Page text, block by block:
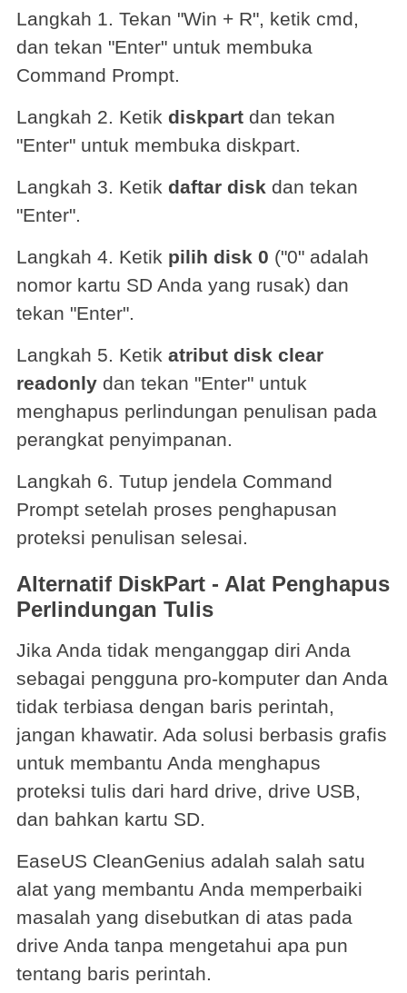
Langkah 1. Tekan "Win + R", ketik cmd,
dan tekan "Enter" untuk membuka
Command Prompt.
Langkah 2. Ketik diskpartdan tekan
"Enter" untuk membuka diskpart.
Langkah 3. Ketik daftar disk dan tekan
"Enter".
Langkah 4. Ketik pilih disk 0 ("0" adalah
nomor kartu SD Anda yang rusak) dan
tekan "Enter".
Langkah 5. Ketik atribut disk clear
readonlydan tekan "Enter" untuk
menghapus perlindungan penulisan pada
perangkat penyimpanan.
Langkah 6. Tutup jendela Command
Prompt setelah proses penghapusan
proteksi penulisan selesai.
Alternatif DiskPart - Alat Penghapus
Perlindungan Tulis
Jika Anda tidak menganggap diri Anda
sebagai pengguna pro-komputer dan Anda
tidak terbiasa dengan baris perintah,
jangan khawatir. Ada solusi berbasis grafis
untuk membantu Anda menghapus
proteksi tulis dari hard drive, drive USB,
dan bahkan kartu SD.
EaseUS CleanGenius adalah salah satu
alat yang membantu Anda memperbaiki
masalah yang disebutkan di atas pada
drive Anda tanpa mengetahui apa pun
tentang baris perintah.